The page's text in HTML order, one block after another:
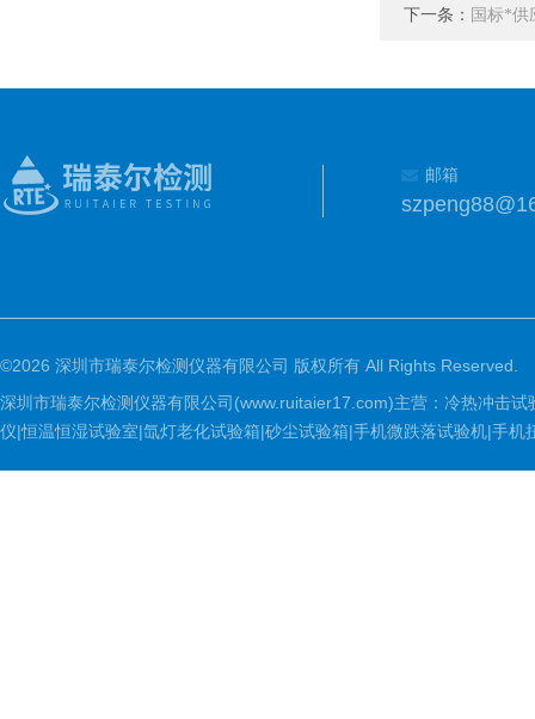
下一条： 国标*供
邮箱
©2026 深圳市瑞泰尔检测仪器有限公司 版权所有 All Rights Reserved.
深圳市瑞泰尔检测仪器有限公司(www.ruitaier17.com)主营：冷热冲击
仪|恒温恒湿试验室|氙灯老化试验箱|砂尘试验箱|手机微跌落试验机|手机